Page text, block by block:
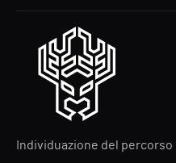
Individuazione del